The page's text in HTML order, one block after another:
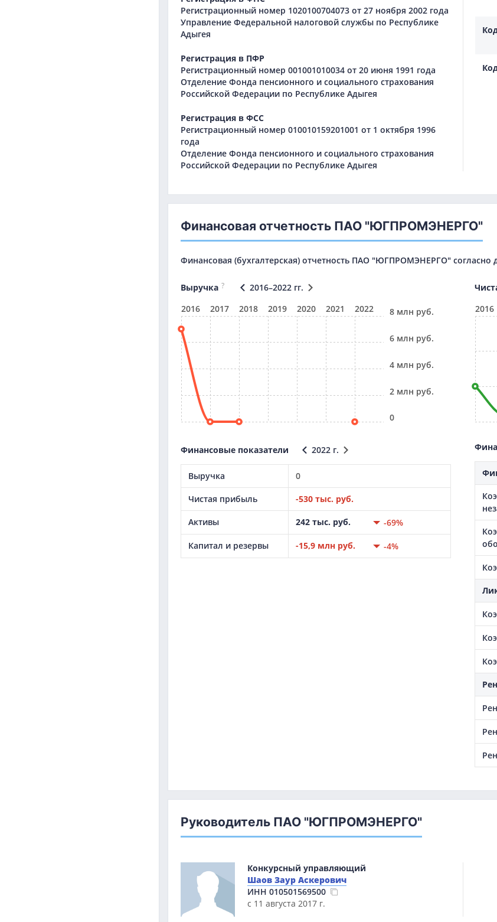
Регистрационный номер 1020100704073 от 27 ноября 2002 года
Управление Федеральной налоговой службы по Республике
Адыгея
Регистрация в ПФР
Регистрационный номер 001001010034 от 20 июня 1991 года
Отделение Фонда пенсионного и социального страхования
Российской Федерации по Республике Адыгея
Регистрация в ФСС
Регистрационный номер 010010159201001 от 1 октября 1996
года
Отделение Фонда пенсионного и социального страхования
Российской Федерации по Республике Адыгея
Финансовая отчетность ПАО "ЮГПРОМЭНЕРГО"
Финансовая (бухгалтерская) отчетность ПАО "ЮГПРОМЭНЕРГО" согласно
Выручка ?
2016–2022 гг.
2016
2017 2018 2019 2020 2021 2022
0
2 млн руб.
4 млн руб.
6 млн руб.
8 млн руб.
2016
Финансовые показатели 2022 г.
Выручка 0
Чистая прибыль -530 тыс. руб.
Активы 242 тыс. руб. -69%
Капитал и резервы -15,9 млн руб. -4%
Руководитель ПАО "ЮГПРОМЭНЕРГО"
Конкурсный управляющий
Шаов Заур Аскерович
ИНН 010501569500
с 11 августа 2017 г.